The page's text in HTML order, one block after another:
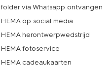
folder via Whatsapp ontvangen
HEMA op social media
HEMA herontwerpwedstrijd
HEMA fotoservice
HEMA cadeaukaarten